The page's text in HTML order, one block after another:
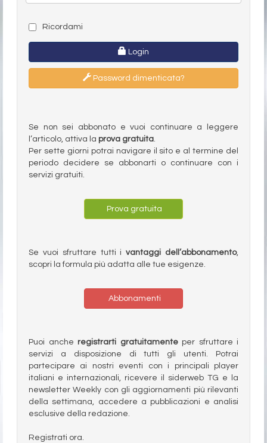
Ricordami
Login
Password dimenticata?
Se non sei abbonato e vuoi continuare a leggere
l’articolo, attiva la prova gratuita.
Per sette giorni potrai navigare il sito e al termine del
periodo decidere se abbonarti o continuare con i
servizi gratuiti.
Prova gratuita
Se vuoi sfruttare tutti ivantaggi dell’abbonamento,
scopri la formula più adatta alle tue esigenze.
Abbonamenti
Puoi anche registrarti gratuitamenteper sfruttare i
servizi a disposizione di tutti gli utenti. Potrai
partecipare ai nostri eventi con i principali player
italiani e internazionali, ricevere il siderweb TG e la
newsletter Weekly con gli aggiornamenti più rilevanti
della settimana, accedere a pubblicazioni e analisi
esclusive della redazione.
Registrati ora.